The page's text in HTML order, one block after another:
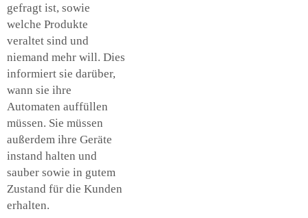
gefragt ist, sowie
welche Produkte
veraltet sind und
niemand mehr will. Dies
informiert sie darüber,
wann sie ihre
Automaten auffüllen
müssen. Sie müssen
außerdem ihre Geräte
instand halten und
sauber sowie in gutem
Zustand für die Kunden
erhalten.